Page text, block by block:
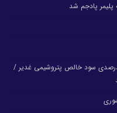
پادجم شد
۲۴ درصدی درآمد عملیاتی و رشد ۲۰۶ درصدی سود خالص پتروشیمی غدیر /